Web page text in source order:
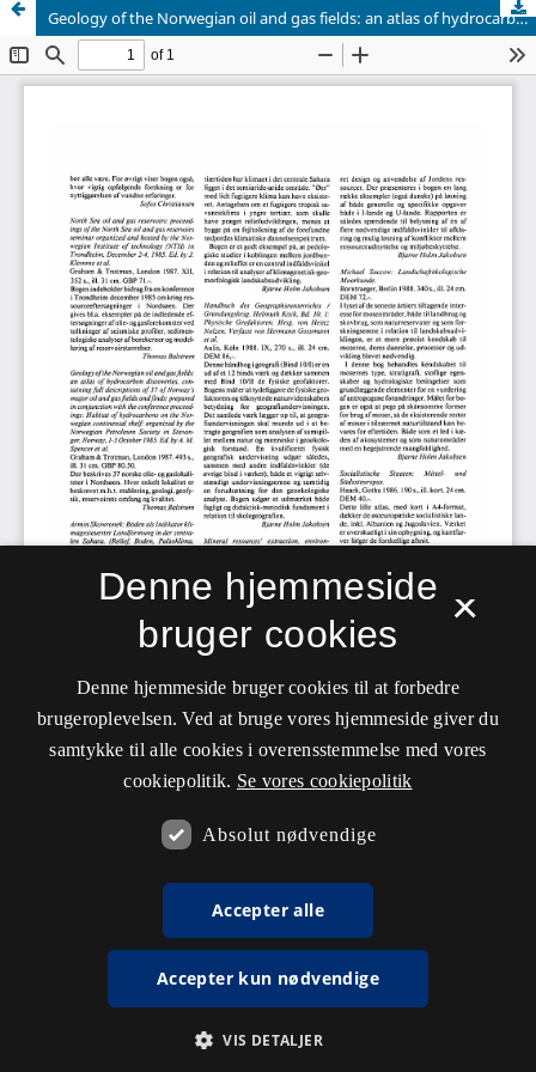
Geology of the Norwegian oil and gas fields: an atlas of hydrocarbon discoveries, containing full descriptions of 37 of Norway's major oil and gas fields and finds: prepared in conjunction with the conference proceedings: Habitat of hydrocarbons on the Norwegian continental shelf: organized by the Norwegian Petroleum Society in Stavanger, Norway, 1-3 October 1985. Ed. by A. M. Spencer et al.
×
Denne hjemmeside
bruger cookies
Denne hjemmeside bruger cookies til at forbedre
brugeroplevelsen. Ved at bruge vores hjemmeside giver du
samtykke til alle cookies i overensstemmelse med vores
cookiepolitik. Se vores cookiepolitik
Absolut nødvendige
Accepter alle
Accepter kun nødvendige
VIS DETALJER